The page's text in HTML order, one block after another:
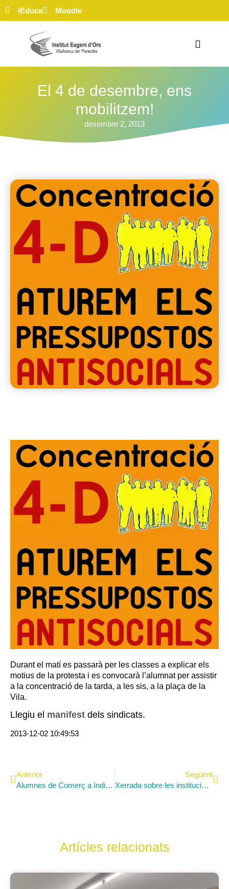
iEduca Moodle
El 4 de desembre, ens
mobilitzem!
desembre 2, 2013
Durant el matí es passarà per les classes a explicar els
motius de la protesta i es convocarà l’alumnat per assistir
a la concentració de la tarda, a les sis, a la plaça de la
Vila.
Llegiu el manifest dels sindicats.
2013-12-02 10:49:53
Anterior
Alumnes de Comerç a Inditex
Següent
Xerrada sobre les institucions europees
Artícles relacionats